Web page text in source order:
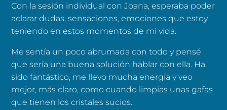
Con la sesión individual con Joana, esperaba poder
aclarar dudas, sensaciones, emociones que estoy
teniendo en estos momentos de mi vida.
Me sentía un poco abrumada con todo y pensé
que sería una buena solución hablar con ella. Ha
sido fantástico, me llevo mucha energía y veo
mejor, más claro, como cuando limpias unas gafas
que tienen los cristales sucios.